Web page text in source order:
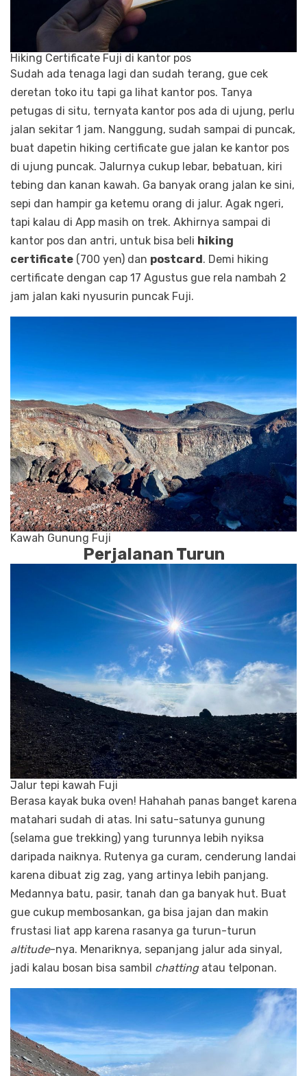
Hiking Certificate Fuji di kantor pos
Sudah ada tenaga lagi dan sudah terang, gue cek
deretan toko itu tapi ga lihat kantor pos. Tanya
petugas di situ, ternyata kantor pos ada di ujung, perlu
jalan sekitar 1 jam. Nanggung, sudah sampai di puncak,
buat dapetin hiking certificate gue jalan ke kantor pos
di ujung puncak. Jalurnya cukup lebar, bebatuan, kiri
tebing dan kanan kawah. Ga banyak orang jalan ke sini,
sepi dan hampir ga ketemu orang di jalur. Agak ngeri,
tapi kalau di App masih on trek. Akhirnya sampai di
kantor pos dan antri, untuk bisa beli hiking
certificate (700 yen) dan postcard. Demi hiking
certificate dengan cap 17 Agustus gue rela nambah 2
jam jalan kaki nyusurin puncak Fuji.
Kawah Gunung Fuji
Perjalanan Turun
Jalur tepi kawah Fuji
Berasa kayak buka oven! Hahahah panas banget karena
matahari sudah di atas. Ini satu-satunya gunung
(selama gue trekking) yang turunnya lebih nyiksa
daripada naiknya. Rutenya ga curam, cenderung landai
karena dibuat zig zag, yang artinya lebih panjang.
Medannya batu, pasir, tanah dan ga banyak hut. Buat
gue cukup membosankan, ga bisa jajan dan makin
frustasi liat app karena rasanya ga turun-turun
altitude-nya. Menariknya, sepanjang jalur ada sinyal,
jadi kalau bosan bisa sambil chattingatau telponan.